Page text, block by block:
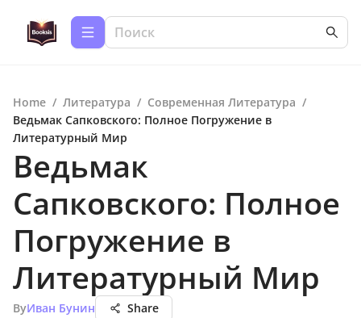
Home / Литература / Современная Литература /
Ведьмак Сапковского: Полное Погружение в
Литературный Мир
Ведьмак
Сапковского: Полное
Погружение в
Литературный Мир
ByИван Бунин Share